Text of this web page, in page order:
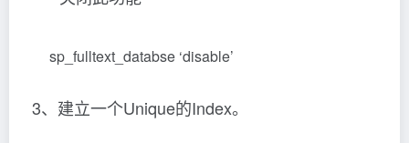
sp_fulltext_databse ‘disable’
3、建立一个Unique的Index。